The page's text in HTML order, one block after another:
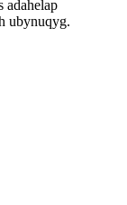
adahelap
ubynuqyg.